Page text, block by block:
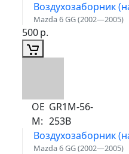
Воздухозаборник
Mazda 6 GG (2002—2005)
500р.
ОЕ
М:
GR1M-56-
253B
Воздухозаборник
Mazda 6 GG (2002—2005)